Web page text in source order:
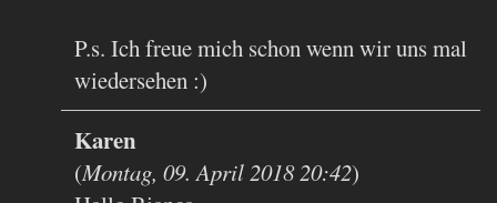
P.s. Ich freue mich schon wenn wir uns mal
wiedersehen :)
Karen
(Montag, 09. April 2018 20:42)